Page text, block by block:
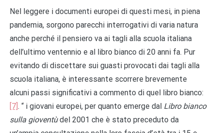
Nel leggere i documenti europei di questi mesi, in piena
pandemia, sorgono parecchi interrogativi di varia natura
anche perché il pensiero va ai tagli alla scuola italiana
dell’ultimo ventennio e al libro bianco di 20 anni fa. Pur
evitando di discettare sui guasti provocati dai tagli alla
scuola italiana, è interessante scorrere brevemente
alcuni passi significativi a commento di quel libro bianco:
[7] . “ i giovani europei, per quanto emerge dal Libro bianco
sulla gioventùdel 2001 che è stato preceduto da